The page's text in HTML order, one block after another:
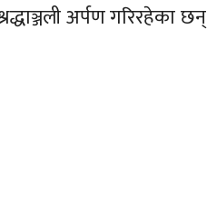
अर्पण गरिरहेका छन्